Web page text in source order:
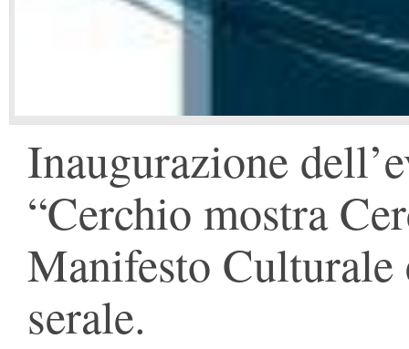
Inaugurazione
“Cerchio mostra
Manifesto Culturale
serale.